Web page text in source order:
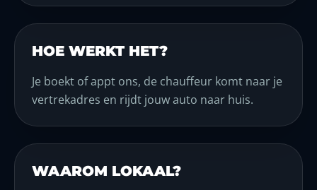
HOE WERKT HET?
Je boekt of appt ons, de chauffeur komt naar je
vertrekadres en rijdt jouw auto naar huis.
WAAROM LOKAAL?